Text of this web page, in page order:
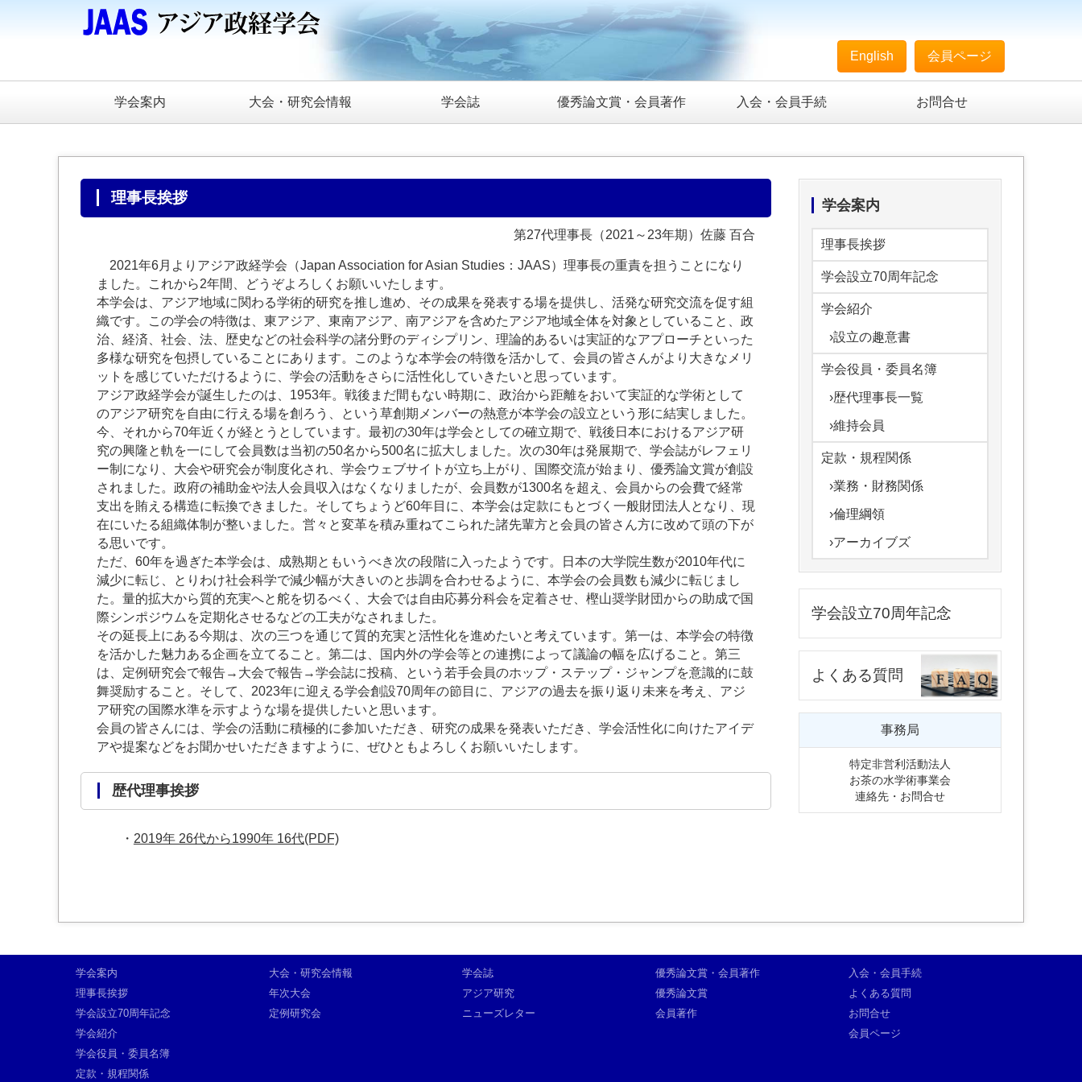
English 会員ページ
学会案内 大会・研究会情報 学会誌 優秀論文賞・会員著作 入会・会員手続 お問合せ
理事長挨拶
第27代理事長（2021～23年期）佐藤 百合
2021年6月よりアジア政経学会（Japan Association for Asian Studies：JAAS）理事長の重責を担うことになり
ました。これから2年間、どうぞよろしくお願いいたします。
本学会は、アジア地域に関わる学術的研究を推し進め、その成果を発表する場を提供し、活発な研究交流を促す組
織です。この学会の特徴は、東アジア、東南アジア、南アジアを含めたアジア地域全体を対象としていること、政
治、経済、社会、法、歴史などの社会科学の諸分野のディシプリン、理論的あるいは実証的なアプローチといった
多様な研究を包摂していることにあります。このような本学会の特徴を活かして、会員の皆さんがより大きなメリ
ットを感じていただけるように、学会の活動をさらに活性化していきたいと思っています。
アジア政経学会が誕生したのは、1953年。戦後まだ間もない時期に、政治から距離をおいて実証的な学術として
のアジア研究を自由に行える場を創ろう、という草創期メンバーの熱意が本学会の設立という形に結実しました。
今、それから70年近くが経とうとしています。最初の30年は学会としての確立期で、戦後日本におけるアジア研
究の興隆と軌を一にして会員数は当初の50名から500名に拡大しました。次の30年は発展期で、学会誌がレフェリ
ー制になり、大会や研究会が制度化され、学会ウェブサイトが立ち上がり、国際交流が始まり、優秀論文賞が創設
されました。政府の補助金や法人会員収入はなくなりましたが、会員数が1300名を超え、会員からの会費で経常
支出を賄える構造に転換できました。そしてちょうど60年目に、本学会は定款にもとづく一般財団法人となり、現
在にいたる組織体制が整いました。営々と変革を積み重ねてこられた諸先輩方と会員の皆さん方に改めて頭の下が
る思いです。
ただ、60年を過ぎた本学会は、成熟期ともいうべき次の段階に入ったようです。日本の大学院生数が2010年代に
減少に転じ、とりわけ社会科学で減少幅が大きいのと歩調を合わせるように、本学会の会員数も減少に転じまし
た。量的拡大から質的充実へと舵を切るべく、大会では自由応募分科会を定着させ、樫山奨学財団からの助成で国
際シンポジウムを定期化させるなどの工夫がなされました。
その延長上にある今期は、次の三つを通じて質的充実と活性化を進めたいと考えています。第一は、本学会の特徴
を活かした魅力ある企画を立てること。第二は、国内外の学会等との連携によって議論の幅を広げること。第三
は、定例研究会で報告→大会で報告→学会誌に投稿、という若手会員のホップ・ステップ・ジャンプを意識的に鼓
舞奨励すること。そして、2023年に迎える学会創設70周年の節目に、アジアの過去を振り返り未来を考え、アジ
ア研究の国際水準を示すような場を提供したいと思います。
会員の皆さんには、学会の活動に積極的に参加いただき、研究の成果を発表いただき、学会活性化に向けたアイデ
アや提案などをお聞かせいただきますように、ぜひともよろしくお願いいたします。
歴代理事挨拶
・ 2019年 26代から1990年 16代(PDF)
学会案内
理事長挨拶
学会設立70周年記念
学会紹介
›設立の趣意書
学会役員・委員名簿
›歴代理事長一覧
›維持会員
定款・規程関係
›業務・財務関係
›倫理綱領
›アーカイブズ
学会設立70周年記念
よくある質問
事務局
特定非営利活動法人
お茶の水学術事業会
連絡先・お問合せ
学会案内
理事長挨拶
学会設立70周年記念
学会紹介
学会役員・委員名簿
定款・規程関係
大会・研究会情報
年次大会
定例研究会
学会誌
アジア研究
ニューズレター
優秀論文賞・会員著作
優秀論文賞
会員著作
入会・会員手続
よくある質問
お問合せ
会員ページ